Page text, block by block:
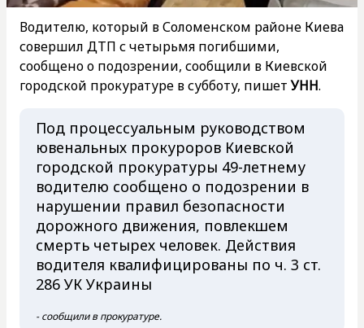
Водителю, который в Соломенском районе Киева
совершил ДТП с четырьмя погибшими,
сообщено о подозрении, сообщили в Киевской
городской прокуратуре в субботу, пишетУНН.
Под процессуальным руководством
ювенальных прокуроров Киевской
городской прокуратуры 49-летнему
водителю сообщено о подозрении в
нарушении правил безопасности
дорожного движения, повлекшем
смерть четырех человек. Действия
водителя квалифицированы по ч. 3 ст.
286 УК Украины
- сообщили в прокуратуре.